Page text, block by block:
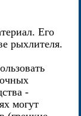
Его
рыхлителя.
-
могут